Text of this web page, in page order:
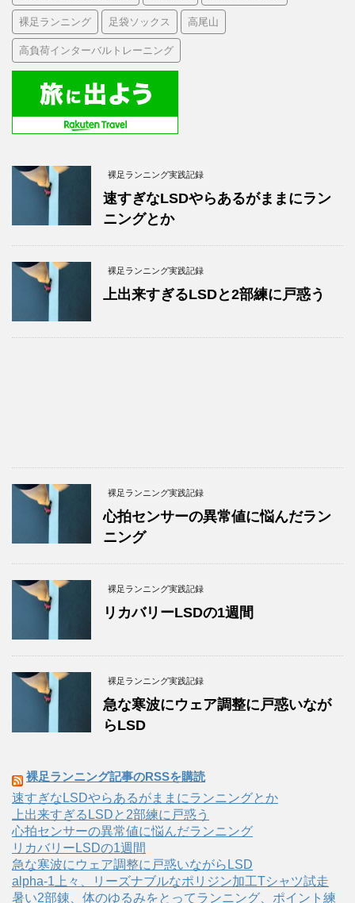
裸足ランニング 足袋ソックス 高尾山
高負荷インターバルトレーニング
裸足ランニング実践記録
速すぎなLSDやらあるがままにラン
ニングとか
裸足ランニング実践記録
上出来すぎるLSDと2部練に戸惑う
裸足ランニング実践記録
心拍センサーの異常値に悩んだラン
ニング
裸足ランニング実践記録
リカバリーLSDの1週間
裸足ランニング実践記録
急な寒波にウェア調整に戸惑いなが
らLSD
裸足ランニング記事のRSSを購読
速すぎなLSDやらあるがままにランニングとか
上出来すぎるLSDと2部練に戸惑う
心拍センサーの異常値に悩んだランニング
リカバリーLSDの1週間
急な寒波にウェア調整に戸惑いながらLSD
alpha-1上々、リーズナブルなポリジン加工Tシャツ試走
暑い2部錬、体のゆるみをとってランニング、ポイント練